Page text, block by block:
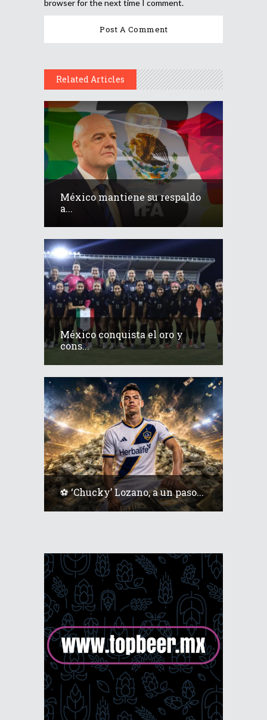
browser for the next time I comment.
Related Articles
México mantiene su respaldo
a...
México conquista el oro y
cons...
⚽️ ‘Chucky’ Lozano, a un paso...